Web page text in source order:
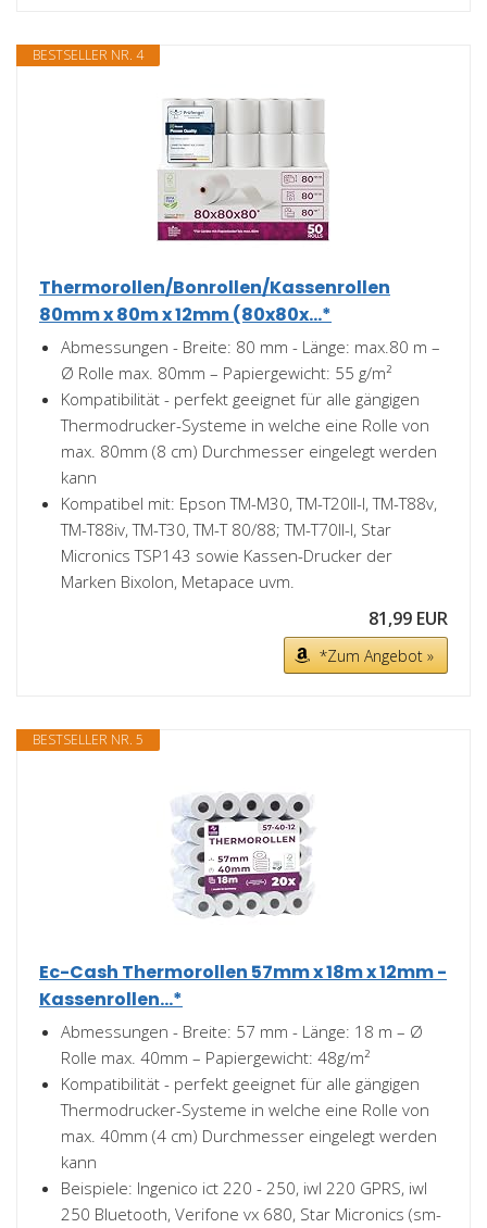
BESTSELLER NR. 4
Thermorollen/Bonrollen/Kassenrollen
80mm x 80m x 12mm (80x80x...*
Abmessungen - Breite: 80 mm - Länge: max.80 m –
Ø Rolle max. 80mm – Papiergewicht: 55 g/m²
Kompatibilität - perfekt geeignet für alle gängigen
Thermodrucker-Systeme in welche eine Rolle von
max. 80mm (8 cm) Durchmesser eingelegt werden
kann
Kompatibel mit: Epson TM-M30, TM-T20II-I, TM-T88v,
TM-T88iv, TM-T30, TM-T 80/88; TM-T70II-I, Star
Micronics TSP143 sowie Kassen-Drucker der
Marken Bixolon, Metapace uvm.
81,99 EUR
*Zum Angebot »
BESTSELLER NR. 5
Ec-Cash Thermorollen 57mm x 18m x 12mm -
Kassenrollen...*
Abmessungen - Breite: 57 mm - Länge: 18 m – Ø
Rolle max. 40mm – Papiergewicht: 48g/m²
Kompatibilität - perfekt geeignet für alle gängigen
Thermodrucker-Systeme in welche eine Rolle von
max. 40mm (4 cm) Durchmesser eingelegt werden
kann
Beispiele: Ingenico ict 220 - 250, iwl 220 GPRS, iwl
250 Bluetooth, Verifone vx 680, Star Micronics (sm-